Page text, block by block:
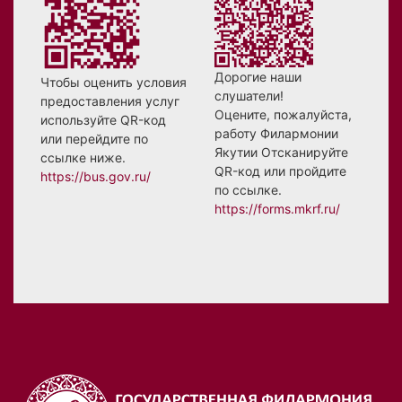
Чтобы оценить условия
предоставления услуг
используйте QR-код
или перейдите по
ссылке ниже.
https://bus.gov.ru/
Дорогие наши
слушатели!
Оцените, пожалуйста,
работу Филармонии
Якутии Отсканируйте
QR-код или пройдите
по ссылке.
https://forms.mkrf.ru/